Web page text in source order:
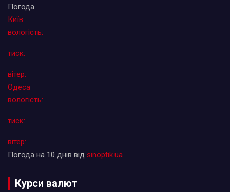
Погода
Київ
вологість:
тиск:
вітер:
Одеса
вологість:
тиск:
вітер:
Погода на 10 днів від sinoptik.ua
Курси валют